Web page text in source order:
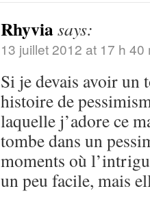
Rhyviasays:
13 juillet 2012 at 17 h 40
Si je devais avoir un
histoire de
laquelle j’adore ce
tombe dans un
moments où
un peu facile, mais